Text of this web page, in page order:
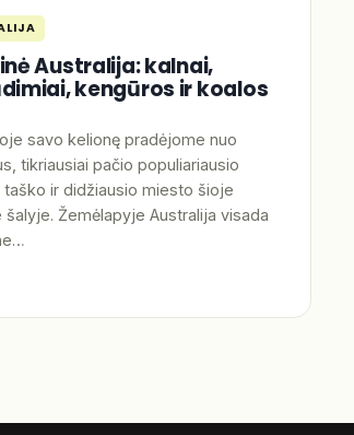
Australija: kalnai,
kengūros ir koalos
savo kelionę pradėjome nuo
tikriausiai pačio populiariausio
taško ir didžiausio miesto šioje
šalyje. Žemėlapyje Australija visada